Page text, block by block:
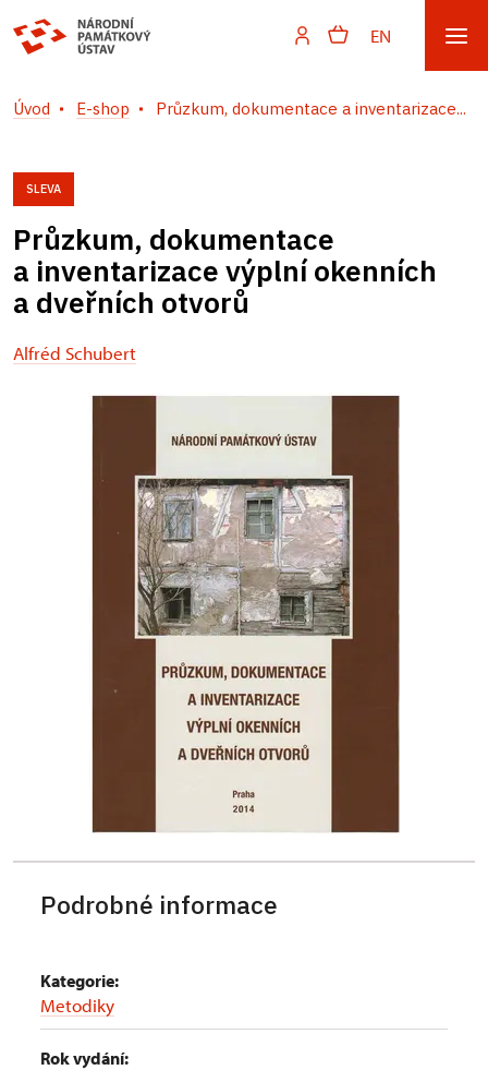
EN
Úvod E-shop Průzkum, dokumentace a inventarizace...
SLEVA
Průzkum, dokumentace
a inventarizace výplní okenních
a dveřních otvorů
Alfréd Schubert
Podrobné informace
Kategorie:
Metodiky
Rok vydání: